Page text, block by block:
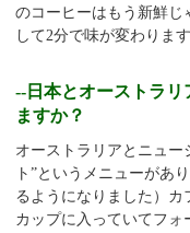
のコーヒーはもう新鮮じ
して2分で味が変わります
--日本とオーストラリ
ますか？
オーストラリアとニュー
ト”というメニューがあ
るようになりました）カ
カップに入っていてフ